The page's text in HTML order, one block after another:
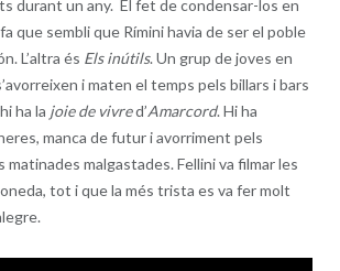
durant un any. El fet de condensar-los en
que sembli que Rímini havia de ser el poble
L’altra és Els inútils. Un grup de joves en
i maten el temps pels billars i bars
ha la joie de vivred’Amarcord. Hi ha
manca de futur i avorriment pels
malgastades. Fellini va filmar les
tot i que la més trista es va fer molt